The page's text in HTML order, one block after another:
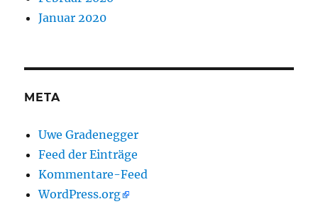
Januar 2020
META
Uwe Gradenegger
Feed der Einträge
Kommentare-Feed
WordPress.org